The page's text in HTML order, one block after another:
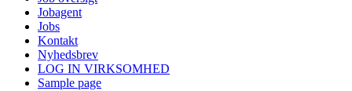
Jobagent
Jobs
Kontakt
Nyhedsbrev
LOG IN VIRKSOMHED
Sample page